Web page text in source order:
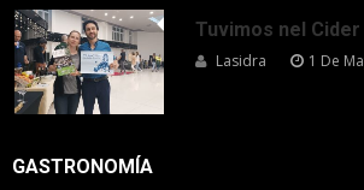
Tuvimos nel
Lasidra 1 De
GASTRONOMÍA